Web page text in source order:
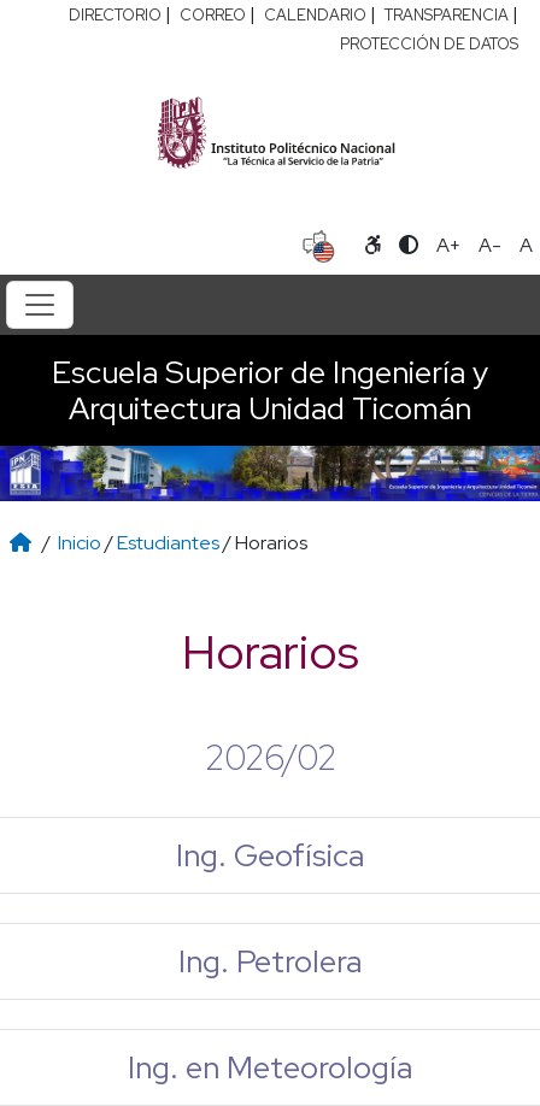
DIRECTORIO | CORREO | CALENDARIO | TRANSPARENCIA |
PROTECCIÓN DE DATOS
A+ A- A
Escuela Superior de Ingeniería y
Arquitectura Unidad Ticomán
/ Inicio/Estudiantes/ Horarios
Horarios
2026/02
Ing. Geofísica
Ing. Petrolera
Ing. en Meteorología